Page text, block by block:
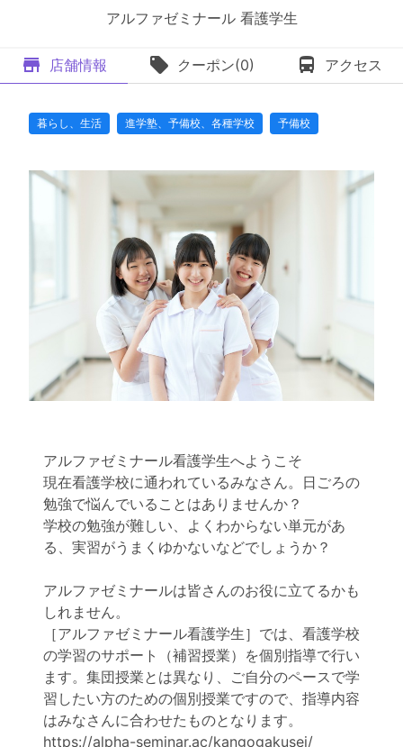
アルファゼミナール 看護学生
店舗情報 クーポン(0) アクセス
暮らし、生活 進学塾、予備校、各種学校 予備校
アルファゼミナール看護学生へようこそ
現在看護学校に通われているみなさん。日ごろの
勉強で悩んでいることはありませんか？
学校の勉強が難しい、よくわからない単元があ
る、実習がうまくゆかないなどでしょうか？
アルファゼミナールは皆さんのお役に立てるかも
しれません。
［アルファゼミナール看護学生］では、看護学校
の学習のサポート（補習授業）を個別指導で行い
ます。集団授業とは異なり、ご自分のペースで学
習したい方のための個別授業ですので、指導内容
はみなさんに合わせたものとなります。
https://alpha-seminar.ac/kangogakusei/